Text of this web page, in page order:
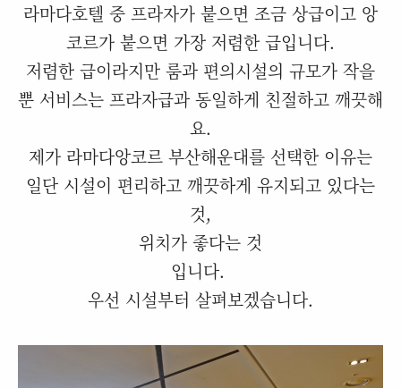
라마다호텔 중 프라자가 붙으면 조금 상급이고 앙
코르가 붙으면 가장 저렴한 급입니다.
저렴한 급이라지만 룸과 편의시설의 규모가 작을
뿐 서비스는 프라자급과 동일하게 친절하고 깨끗해
요.
제가 라마다앙코르 부산해운대를 선택한 이유는
일단 시설이 편리하고 깨끗하게 유지되고 있다는
것,
위치가 좋다는 것
입니다.
우선 시설부터 살펴보겠습니다.